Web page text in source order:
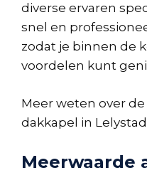
diverse ervaren
snel en
zodat je binnen de
voordelen kunt
Meer weten over
dakkapel in
Meerwaarde